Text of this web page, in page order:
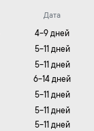
Дата
4-9 дней
5-11 дней
5-11 дней
6-14 дней
5-11 дней
5-11 дней
5-11 дней